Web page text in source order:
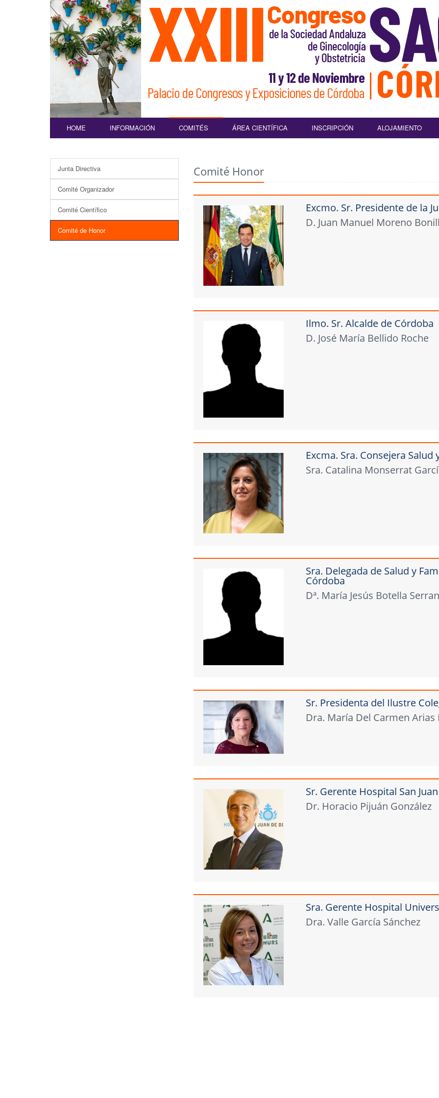
HOME INFORMACIÓN COMITÉS ÁREA CIENTÍFICA INSCRIPCIÓN ALOJAMIENTO
Junta Directiva
Comité Organizador
Comité Científico
Comité de Honor
Comité Honor
Excmo. Sr. Presidente de la
D. Juan Manuel Moreno
Ilmo. Sr. Alcalde de Córdoba
D. José María Bellido Roche
Excma. Sra. Consejera
Sra. Catalina Monserrat
Sra. Delegada de Salud y
Córdoba
Dª. María Jesús Botella
Sr. Presidenta del Ilustre
Dra. María Del Carmen Arias
Sr. Gerente Hospital San
Dr. Horacio Pijuán González
Sra. Gerente Hospital
Dra. Valle García Sánchez